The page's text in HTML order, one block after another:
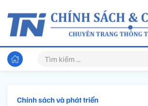
Chính sách và phát triển